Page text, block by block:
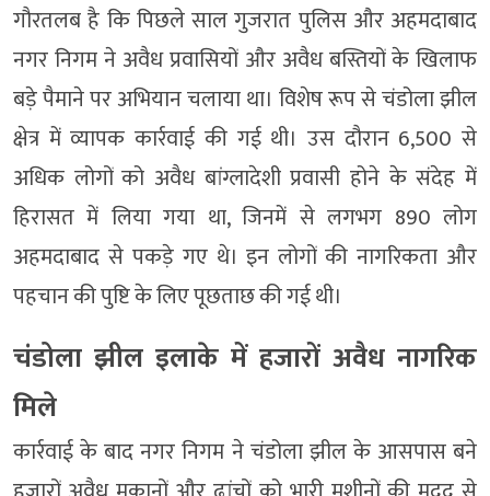
गौरतलब है कि पिछले साल गुजरात पुलिस और अहमदाबाद
नगर निगम ने अवैध प्रवासियों और अवैध बस्तियों के खिलाफ
बड़े पैमाने पर अभियान चलाया था। विशेष रूप से चंडोला झील
क्षेत्र में व्यापक कार्रवाई की गई थी। उस दौरान 6,500 से
अधिक लोगों को अवैध बांग्लादेशी प्रवासी होने के संदेह में
हिरासत में लिया गया था, जिनमें से लगभग 890 लोग
अहमदाबाद से पकड़े गए थे। इन लोगों की नागरिकता और
पहचान की पुष्टि के लिए पूछताछ की गई थी।
चंडोला झील इलाके में हजारों अवैध नागरिक
मिले
कार्रवाई के बाद नगर निगम ने चंडोला झील के आसपास बने